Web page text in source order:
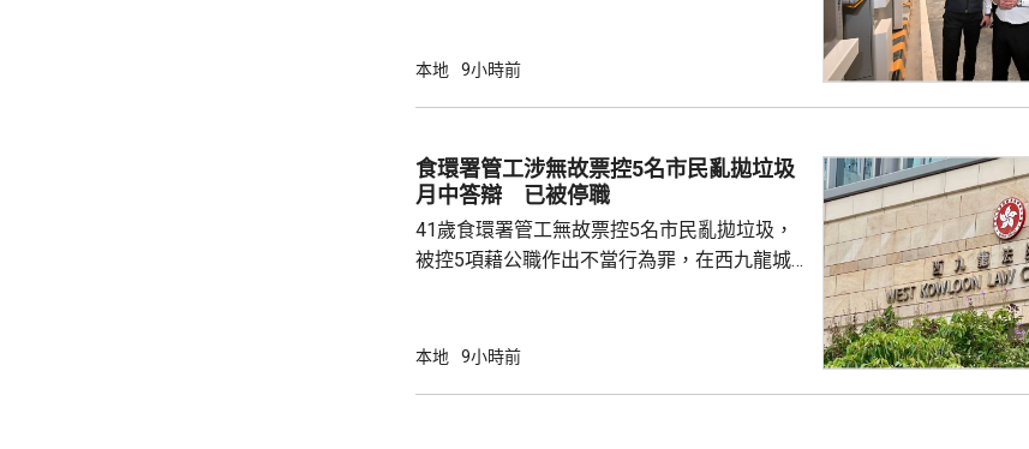
跨部門工作小組，正籌備綜合營運測試、公共
蓋約20個類別、超過100個不同規模的演練和
測試，循序漸進提升口岸負荷，並在每次測試
後即時跟進問題，又要求小組必須以...
本地 9小時前
食環署管工涉無故票控5名市民亂拋垃圾
月中答辯 已被停職
41歲食環署管工無故票控5名市民亂拋垃圾，
被控5項藉公職作出不當行為罪，在西九龍城
銳，案發時為食環署深水埗區環境衞生辦事處
本地 9小時前